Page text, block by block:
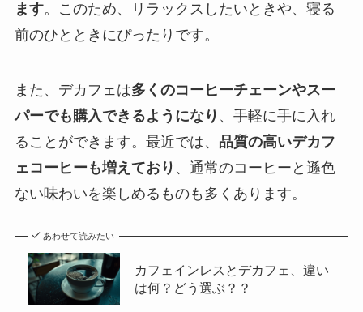
ます。このため、リラックスしたいときや、寝る
前のひとときにぴったりです。
また、デカフェは多くのコーヒーチェーンやスー
パーでも購入できるようになり 、手軽に手に入れ
ることができます。最近では、 品質の高いデカフ
ェコーヒーも増えており 、通常のコーヒーと遜色
ない味わいを楽しめるものも多くあります。
あわせて読みたい
カフェインレスとデカフェ、違い
は何？どう選ぶ？？